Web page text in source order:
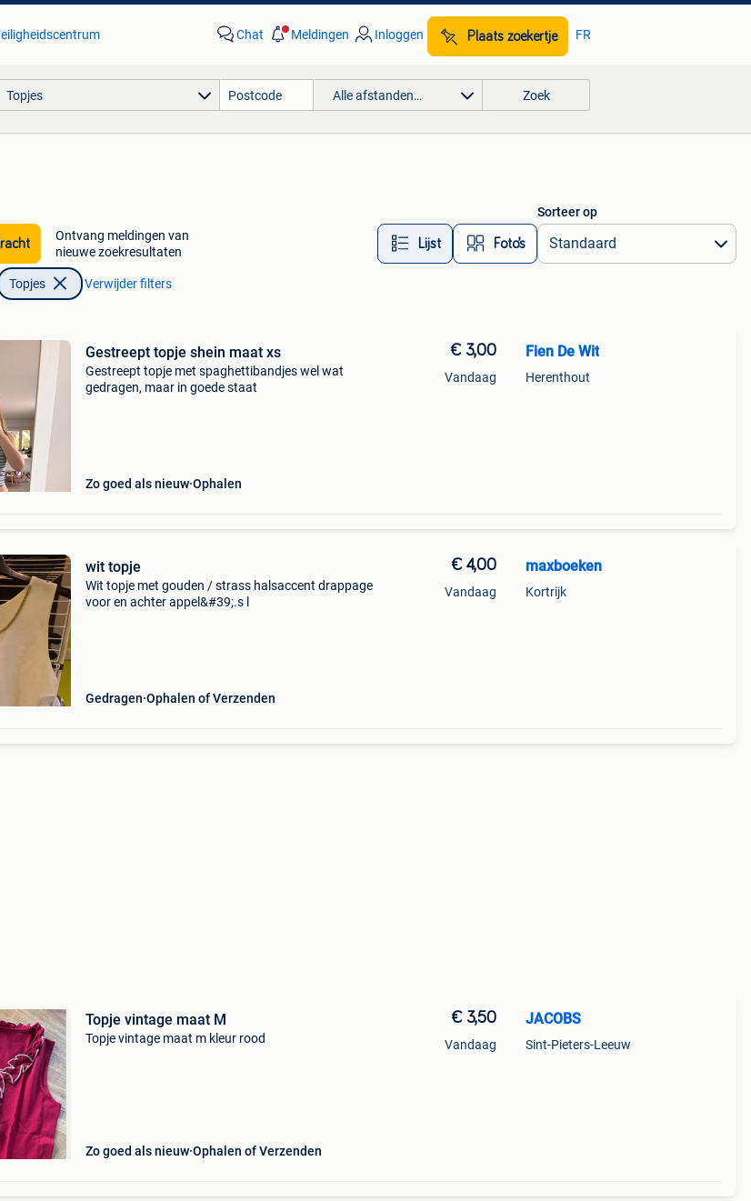
Chat Meldingen Inloggen Plaats zoekertje FR
Topjes Alle afstanden… Zoek
Ontvang meldingen van
nieuwe zoekresultaten
Lijst Foto’s
Sorteer op
Topjes Verwijder filters
Gestreept topje shein maat xs
Gestreept topje met spaghettibandjes wel wat
gedragen, maar in goede staat
Zo goed als nieuw Ophalen
€ 3,00
Vandaag
Fien De Wit
Herenthout
wit topje
Wit topje met gouden / strass halsaccent drappage
voor en achter appel&#39;.s l
Gedragen Ophalen of Verzenden
€ 4,00
Vandaag
maxboeken
Kortrijk
Topje vintage maat M
Topje vintage maat m kleur rood
Zo goed als nieuw Ophalen of Verzenden
€ 3,50
Vandaag
JACOBS
Sint-Pieters-Leeuw